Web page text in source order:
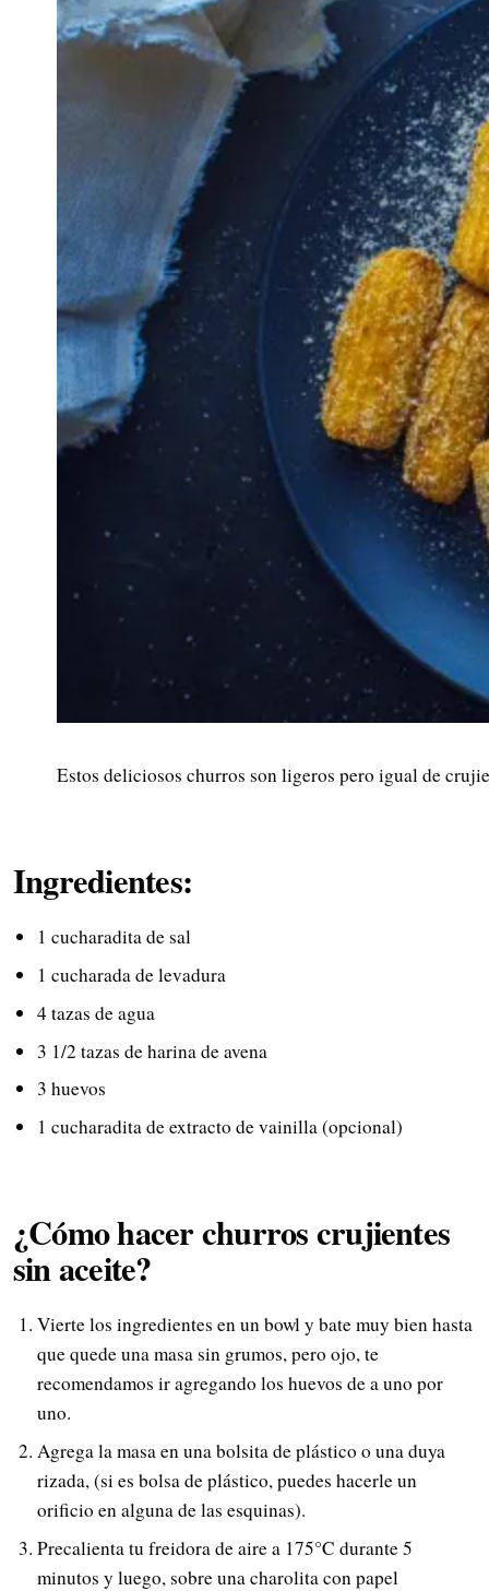
Estos deliciosos churros son ligeros pero igual de
Ingredientes:
1 cucharadita de sal
1 cucharada de levadura
4 tazas de agua
3 1/2 tazas de harina de avena
3 huevos
1 cucharadita de extracto de vainilla (opcional)
¿Cómo hacer churros crujientes
sin aceite?
Vierte los ingredientes en un bowl y bate muy bien hasta
que quede una masa sin grumos, pero ojo, te
recomendamos ir agregando los huevos de a uno por
uno.
Agrega la masa en una bolsita de plástico o una duya
rizada, (si es bolsa de plástico, puedes hacerle un
orificio en alguna de las esquinas).
Precalienta tu freidora de aire a 175°C durante 5
minutos y luego, sobre una charolita con papel